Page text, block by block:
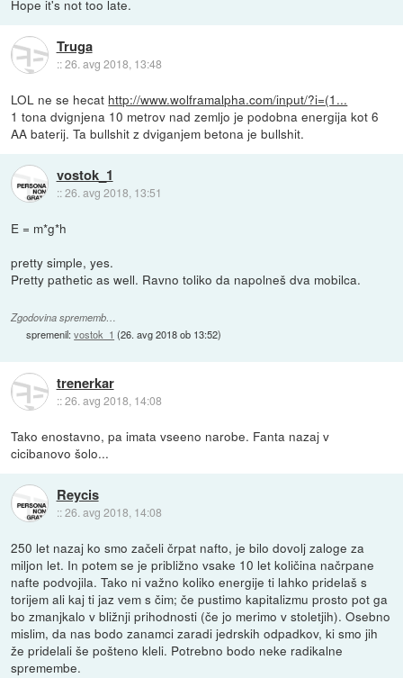
Hope it's not too late.
Truga
::26. avg 2018, 13:48
LOL ne se hecat http://www.wolframalpha.com/input/?i=(1...
1 tona dvignjena 10 metrov nad zemljo je podobna energija kot 6
AA baterij. Ta bullshit z dviganjem betona je bullshit.
vostok_1
::26. avg 2018, 13:51
E = m*g*h
pretty simple, yes.
Pretty pathetic as well. Ravno toliko da napolneš dva mobilca.
Zgodovina sprememb…
spremenil:vostok_1 (26. avg 2018 ob 13:52)
trenerkar
::26. avg 2018, 14:08
Tako enostavno, pa imata vseeno narobe. Fanta nazaj v
cicibanovo šolo...
Reycis
::26. avg 2018, 14:08
250 let nazaj ko smo začeli črpat nafto, je bilo dovolj zaloge za
miljon let. In potem se je približno vsake 10 let količina načrpane
nafte podvojila. Tako ni važno koliko energije ti lahko pridelaš s
torijem ali kaj ti jaz vem s čim; če pustimo kapitalizmu prosto pot ga
bo zmanjkalo v bližnji prihodnosti (če jo merimo v stoletjih). Osebno
mislim, da nas bodo zanamci zaradi jedrskih odpadkov, ki smo jih
že pridelali še pošteno kleli. Potrebno bodo neke radikalne
spremembe.